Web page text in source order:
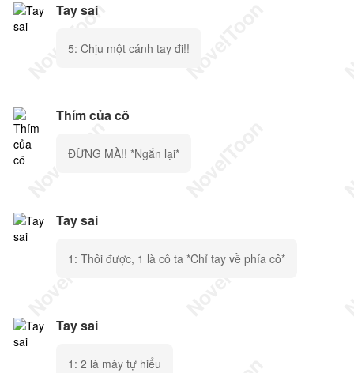
Tay sai
5: Chịu một cánh tay đi!!
Thím của cô
ĐỪNG MÀ!! *Ngắn lại*
Tay sai
1: Thôi được, 1 là cô ta *Chỉ tay về phía cô*
Tay sai
1: 2 là mày tự hiểu